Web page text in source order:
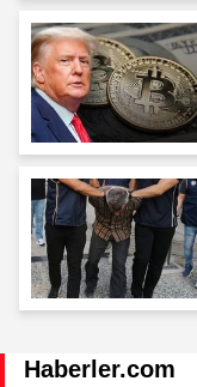
Haberler.com